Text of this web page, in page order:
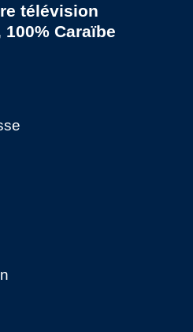
télévision
100% Caraïbe